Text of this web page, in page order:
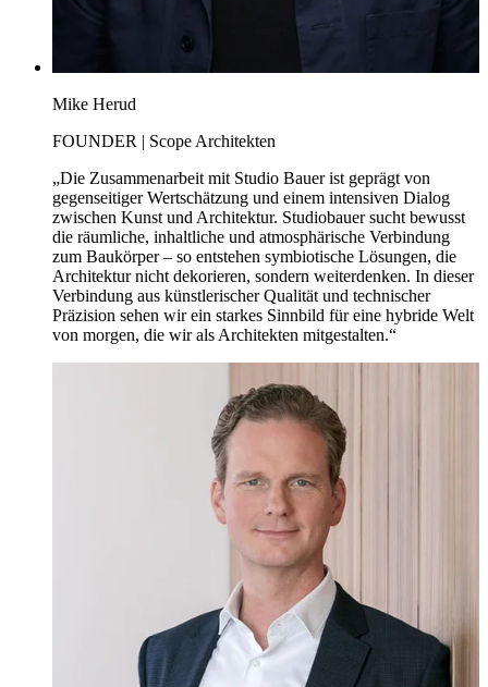
Mike Herud
FOUNDER | Scope Architekten
„Die Zusammenarbeit mit Studio Bauer ist geprägt von
gegenseitiger Wertschätzung und einem intensiven Dialog
zwischen Kunst und Architektur. Studiobauer sucht bewusst
die räumliche, inhaltliche und atmosphärische Verbindung
zum Baukörper – so entstehen symbiotische Lösungen, die
Architektur nicht dekorieren, sondern weiterdenken. In dieser
Verbindung aus künstlerischer Qualität und technischer
Präzision sehen wir ein starkes Sinnbild für eine hybride Welt
von morgen, die wir als Architekten mitgestalten.“